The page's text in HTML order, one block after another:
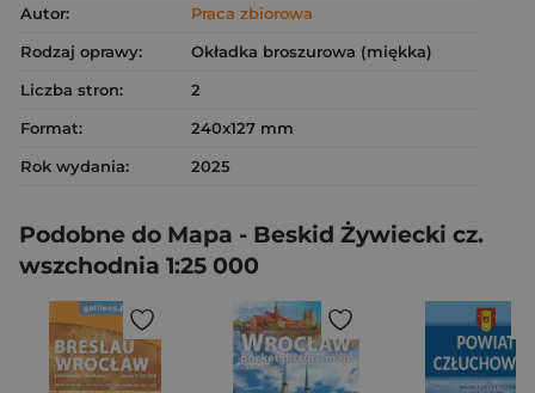
Autor:
Praca zbiorowa
Rodzaj oprawy:
Okładka broszurowa (miękka)
Liczba stron:
2
Format:
240x127 mm
Rok wydania:
2025
Podobne do Mapa - Beskid Żywiecki cz.
wszchodnia 1:25 000